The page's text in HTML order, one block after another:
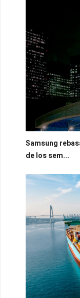
Samsung
de los sem...